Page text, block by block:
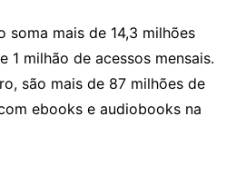
soma mais de 14,3 milhões
1 milhão de acessos mensais.
são mais de 87 milhões de
ebooks e audiobooks na